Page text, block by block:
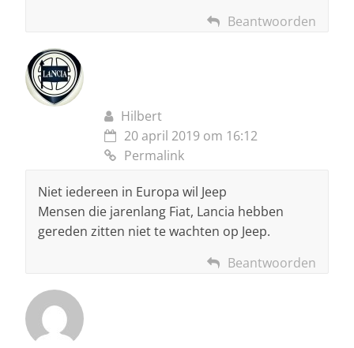
Beantwoorden
Hilbert
20 april 2019 om 16:12
Permalink
Niet iedereen in Europa wil Jeep
Mensen die jarenlang Fiat, Lancia hebben
gereden zitten niet te wachten op Jeep.
Beantwoorden